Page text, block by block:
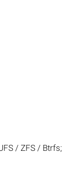
/ ZFS / Btrfs;